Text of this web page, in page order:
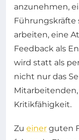
anzunehmen,
Führungskräfte
arbeiten, eine
Feedback als
wird statt als
nicht nur das
Kritikfähigkeit.
Zu einer guten